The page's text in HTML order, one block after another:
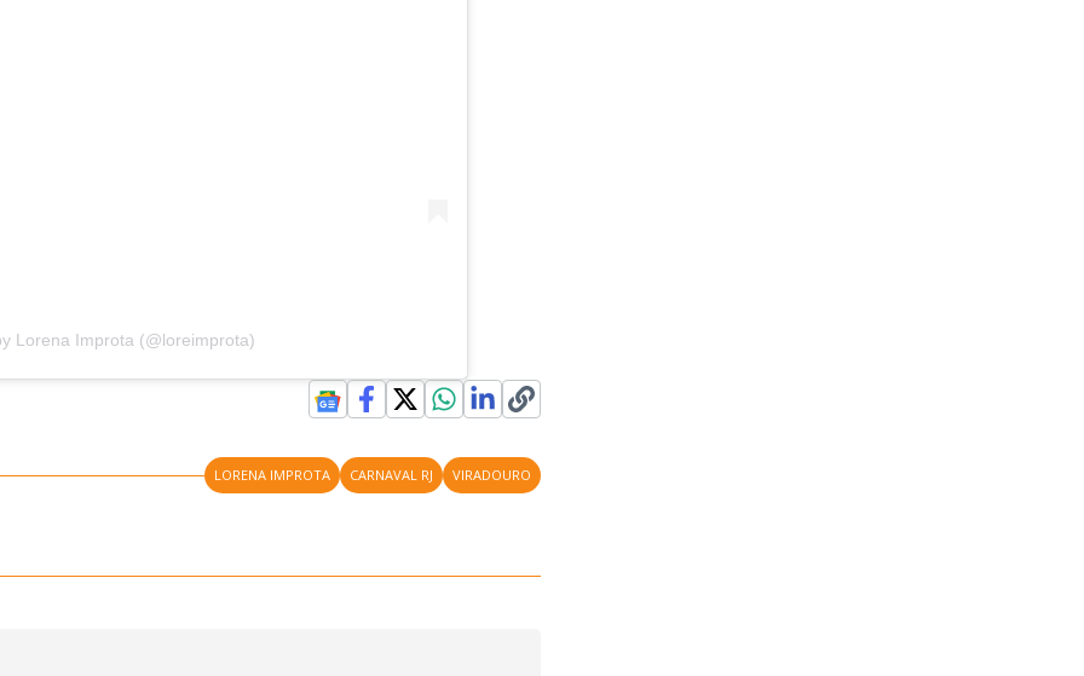
Lorena Improta (@loreimprota)
LORENA IMPROTA CARNAVAL RJ VIRADOURO